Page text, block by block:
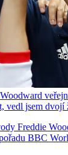
vedl jsem dvojí
Freddie
BBC